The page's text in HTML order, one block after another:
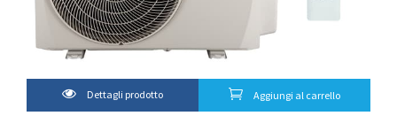
Dettagli prodotto Aggiungi al carrello